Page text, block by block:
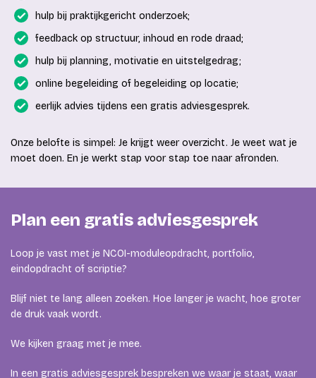
hulp bij praktijkgericht onderzoek;
feedback op structuur, inhoud en rode draad;
hulp bij planning, motivatie en uitstelgedrag;
online begeleiding of begeleiding op locatie;
eerlijk advies tijdens een gratis adviesgesprek.
Onze belofte is simpel: Je krijgt weer overzicht. Je weet wat je
moet doen. En je werkt stap voor stap toe naar afronden.
Plan een gratis adviesgesprek
Loop je vast met je NCOI-moduleopdracht, portfolio,
eindopdracht of scriptie?
Blijf niet te lang alleen zoeken. Hoe langer je wacht, hoe groter
de druk vaak wordt.
We kijken graag met je mee.
In een gratis adviesgesprek bespreken we waar je staat, waar